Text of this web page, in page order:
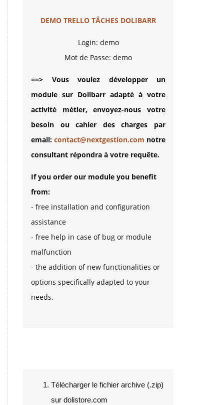
DEMO TRELLO TÂCHES DOLIBARR
Login: demo
Mot de Passe: demo
==> Vous voulez développer un
module sur Dolibarr adapté à votre
activité métier, envoyez-nous votre
besoin ou cahier des charges par
email: contact@nextgestion.com notre
consultant répondra à votre requête.
If you order our module you benefit
from:
- free installation and configuration
assistance
- free help in case of bug or module
malfunction
- the addition of new functionalities or
options specifically adapted to your
needs.
Télécharger le fichier archive (.zip)
sur dolistore.com